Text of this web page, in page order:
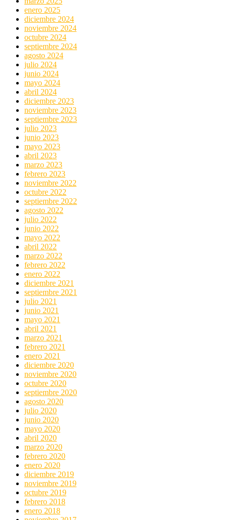
enero 2025
diciembre 2024
noviembre 2024
octubre 2024
septiembre 2024
agosto 2024
julio 2024
junio 2024
mayo 2024
abril 2024
diciembre 2023
noviembre 2023
septiembre 2023
julio 2023
junio 2023
mayo 2023
abril 2023
marzo 2023
febrero 2023
noviembre 2022
octubre 2022
septiembre 2022
agosto 2022
julio 2022
junio 2022
mayo 2022
abril 2022
marzo 2022
febrero 2022
enero 2022
diciembre 2021
septiembre 2021
julio 2021
junio 2021
mayo 2021
abril 2021
marzo 2021
febrero 2021
enero 2021
diciembre 2020
noviembre 2020
octubre 2020
septiembre 2020
agosto 2020
julio 2020
junio 2020
mayo 2020
abril 2020
marzo 2020
febrero 2020
enero 2020
diciembre 2019
noviembre 2019
octubre 2019
febrero 2018
enero 2018